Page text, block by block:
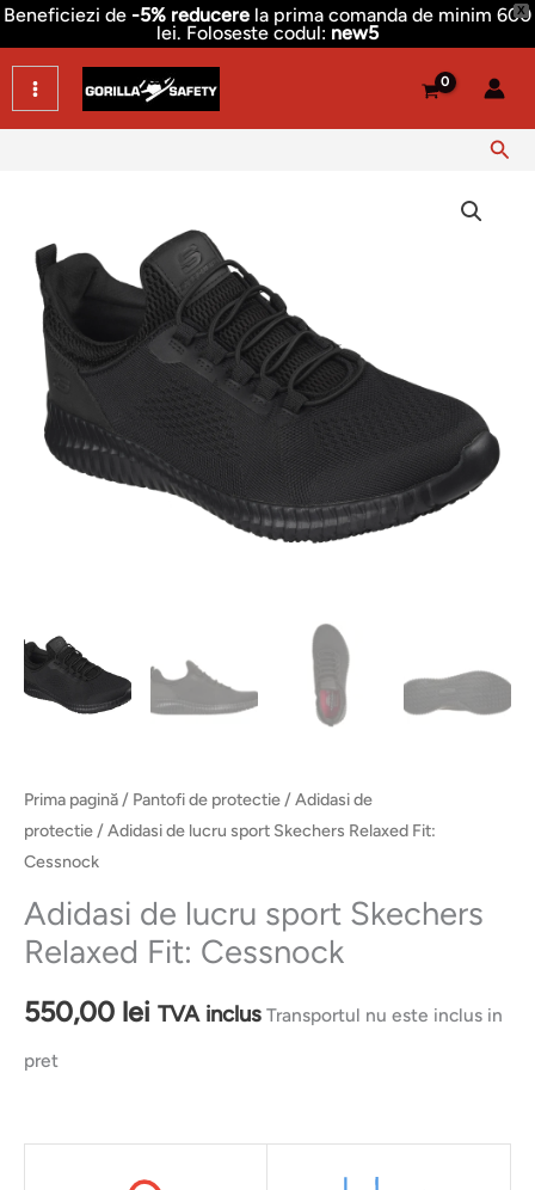
X
Beneficiezi de -5% reducere la prima comanda de minim 600
lei. Foloseste codul: new5
Skip
to
content
Prima pagină/ Pantofi de protectie/Adidasi de
protectie/ Adidasi de lucru sport Skechers Relaxed Fit:
Cessnock
Adidasi de lucru sport Skechers
Relaxed Fit: Cessnock
550,00 lei TVA inclus Transportul nu este inclus in
pret
de
lucru
sport
Skechers
Relaxed
Fit:
Cessnock